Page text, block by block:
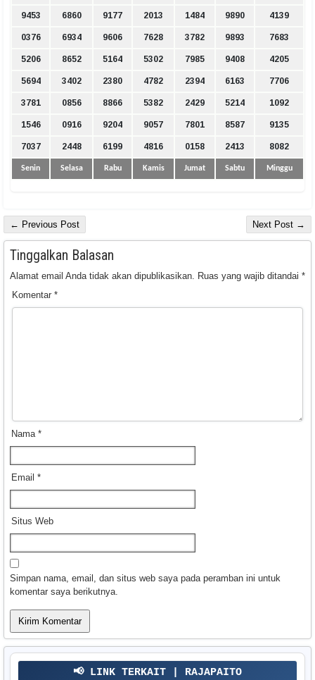
9453 6860 9177 2013 1484 9890 4139
0376 6934 9606 7628 3782 9893 7683
5206 8652 5164 5302 7985 9408 4205
5694 3402 2380 4782 2394 6163 7706
3781 0856 8866 5382 2429 5214 1092
1546 0916 9204 9057 7801 8587 9135
7037 2448 6199 4816 0158 2413 8082
Senin Selasa Rabu Kamis Jumat Sabtu Minggu
← Previous Post Next Post →
Tinggalkan Balasan
Alamat email Anda tidak akan dipublikasikan. Ruas yang wajib ditandai *
Komentar *
Nama *
Email *
Situs Web
Simpan nama, email, dan situs web saya pada peramban ini untuk
komentar saya berikutnya.
📢 LINK TERKAIT | RAJAPAITO